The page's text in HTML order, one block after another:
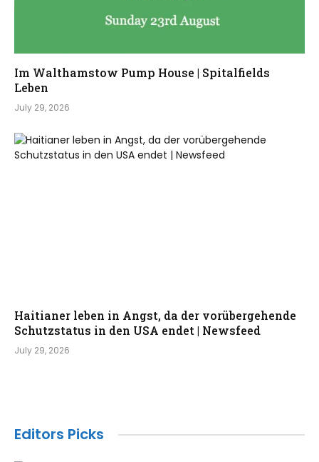
Im Walthamstow Pump House | Spitalfields
Leben
July 29, 2026
Haitianer leben in Angst, da der vorübergehende
Schutzstatus in den USA endet | Newsfeed
July 29, 2026
Editors Picks